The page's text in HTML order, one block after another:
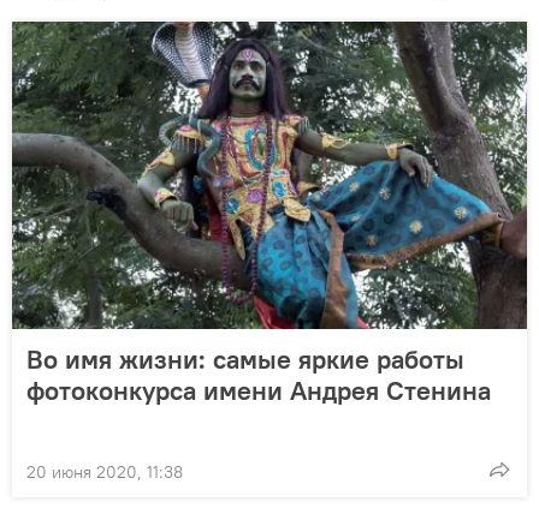
Во имя жизни: самые яркие работы
фотоконкурса имени Андрея Стенина
20 июня 2020, 11:38